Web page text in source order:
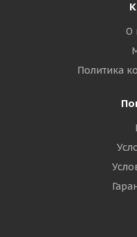
О
Политика